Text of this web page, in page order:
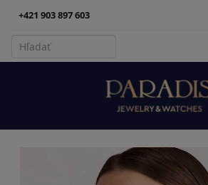
+421 903 897 603